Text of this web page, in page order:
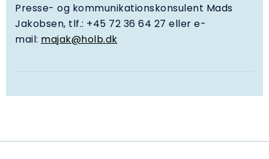
Presse- og kommunikationskonsulent Mads
Jakobsen, tlf.: +45 72 36 64 27 eller e-
mail: majak@holb.dk